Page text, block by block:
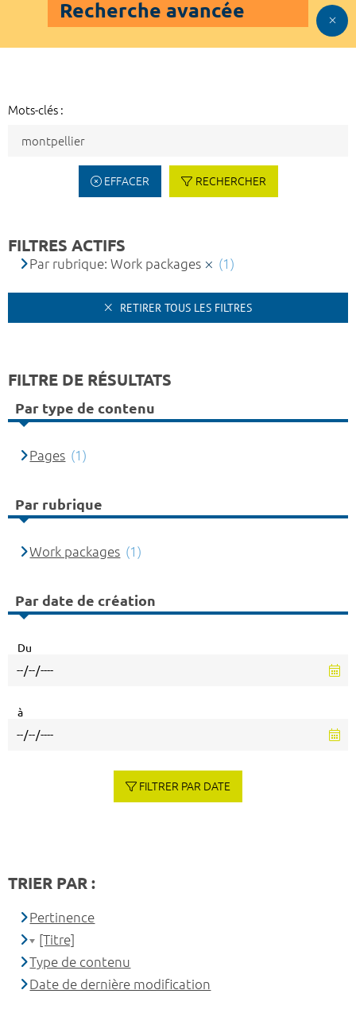
Recherche avancée
Mots-clés :
EFFACER RECHERCHER
FILTRES ACTIFS
Par rubrique: Work packages (1)
RETIRER TOUS LES FILTRES
FILTRE DE RÉSULTATS
Par type de contenu
Pages (1)
Par rubrique
Work packages (1)
Par date de création
Du
à
FILTRER PAR DATE
TRIER PAR :
Pertinence
[Titre]
Type de contenu
Date de dernière modification